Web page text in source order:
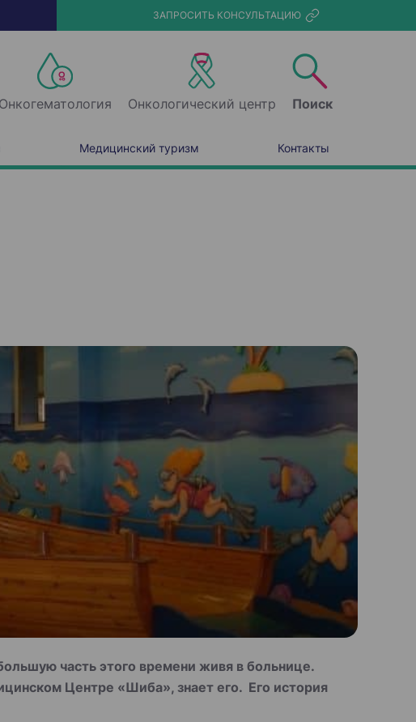
ЗАПРОСИТЬ КОНСУЛЬТАЦИЮ
Онкогематология Онкологический центр Поиск
Медицинский туризм Контакты
часть этого времени живя в больнице.
Центре «Шиба», знает его. Его история